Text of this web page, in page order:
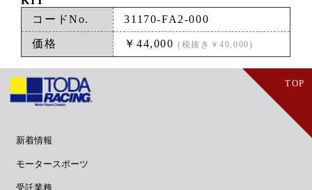
コードNo.
31170-FA2-000
価格 ￥44,000(税抜き￥40,000)
新着情報
・ニュース
・新製品
モータースポーツ
・レース用パーツ
・チューニング加工
・レーシングエンジン
・SFL
・フォーミュラ3
・フォーミュラビート/SFJ
受託業務
TOP